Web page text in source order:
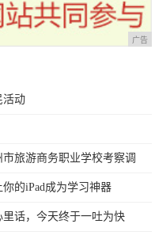
广告
活动
旅游商务职业学校考察调
的iPad成为学习神器
话，今天终于一吐为快